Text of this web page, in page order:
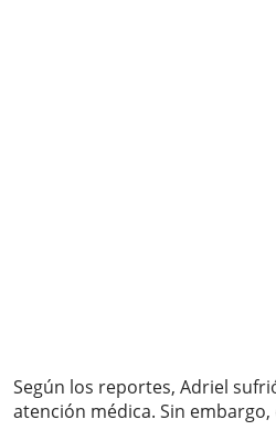
Según los reportes, Adriel
atención médica. Sin